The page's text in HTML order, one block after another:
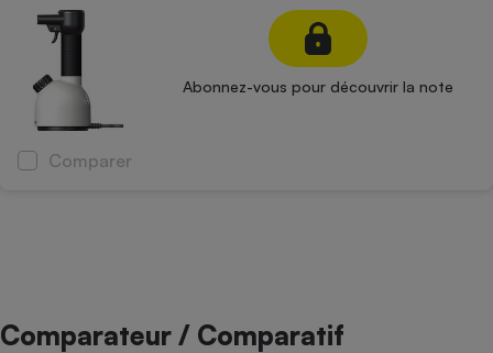
Abonnez-vous pour découvrir la note
Comparer
Comparateur / Comparatif